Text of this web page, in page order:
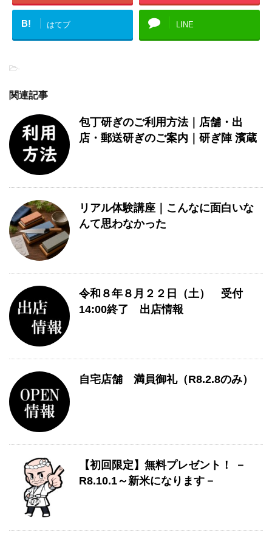
B! はてブ LINE
-
関連記事
包丁研ぎのご利用方法｜店舗・出
店・郵送研ぎのご案内｜研ぎ陣 濱蔵
リアル体験講座｜こんなに面白いな
んて思わなかった
令和８年８月２２日（土） 受付
14:00終了 出店情報
自宅店舗 満員御礼（R8.2.8のみ）
【初回限定】無料プレゼント！ －
R8.10.1～新米になります－